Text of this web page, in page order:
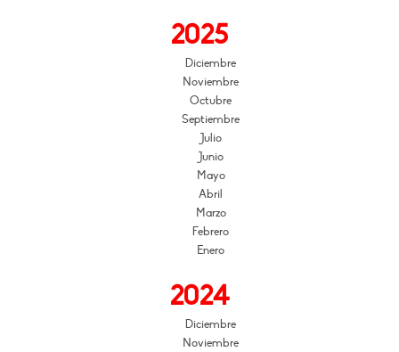
2025
Diciembre
Noviembre
Octubre
Septiembre
Julio
Junio
Mayo
Abril
Marzo
Febrero
Enero
2024
Diciembre
Noviembre